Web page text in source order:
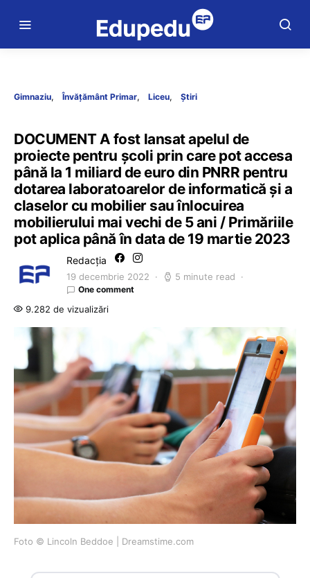
Gimnaziu Învățământ Primar Liceu Știri
DOCUMENT A fost lansat apelul de
proiecte pentru școli prin care pot accesa
până la 1 miliard de euro din PNRR pentru
dotarea laboratoarelor de informatică și a
claselor cu mobilier sau înlocuirea
mobilierului mai vechi de 5 ani / Primăriile
pot aplica până în data de 19 martie 2023
Redacția
19 decembrie 2022 5 minute read
One comment
9.282 de vizualizări
Foto © Lincoln Beddoe | Dreamstime.com